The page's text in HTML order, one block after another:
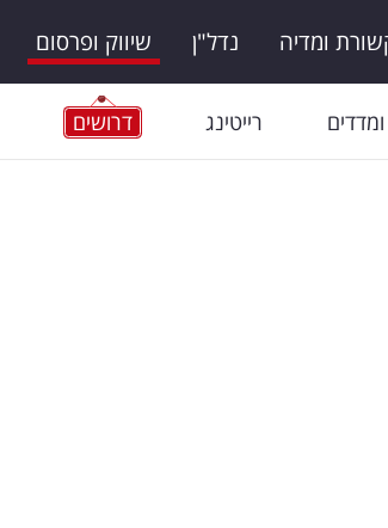
ומדיה נדל"ן שיווק ופרסום
רייטינג דרושים